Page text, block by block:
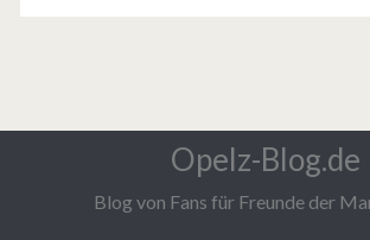
Opelz-Blog.de
Blog von Fans für Freunde der